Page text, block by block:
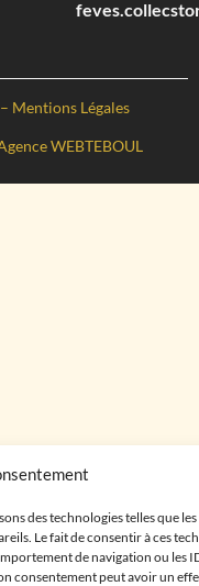
des technologies telles que
Le fait de consentir à ces
de navigation ou les
consentement peut avoir un
– Mentions Légales
WEBTEBOUL